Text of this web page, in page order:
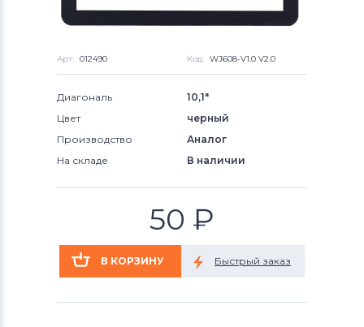
Арт: 012490 Код: WJ608-V1.0 V2.0
Диагональ
10,1"
Цвет
черный
Производство
Аналог
На складе
В наличии
50 ₽